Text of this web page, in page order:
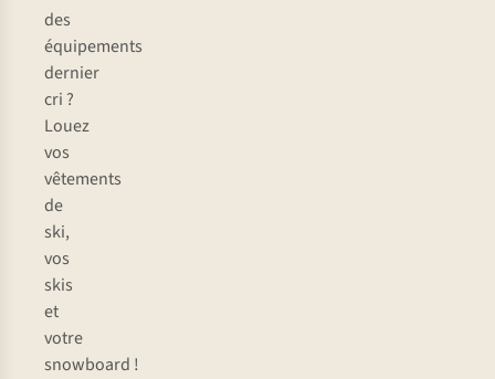
des
équipements
dernier
cri ?
Louez
vos
vêtements
de
ski,
vos
skis
et
votre
snowboard !